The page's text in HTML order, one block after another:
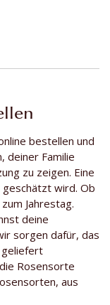
bestellen und
deiner Familie
zu zeigen. Eine
wird. Ob
Jahrestag.
deine
sorgen dafür, das
geliefert
Rosensorte
aus